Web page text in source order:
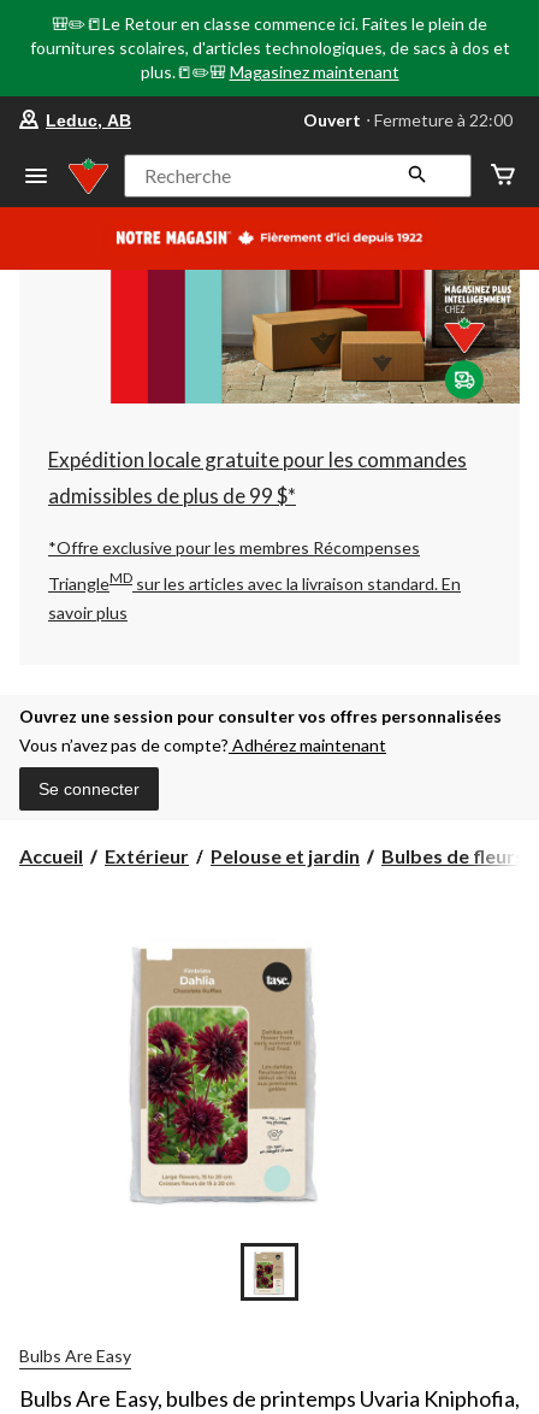
🎒✏️📒Le Retour en classe commence ici. Faites le plein de
fournitures scolaires, d'articles technologiques, de sacs à dos et
plus.📒✏️🎒 Magasinez maintenant
votre
préféré
Leduc,
AB,
courament
Fermeture
à
22:00
cliquer
pour
changer
Leduc, AB Ouvert ⋅ Fermeture à 22:00
Recherche
Expédition locale gratuite pour les commandes
admissibles de plus de 99 $*
*Offre exclusive pour les membres Récompenses
TriangleMD sur les articles avec la livraison standard.En
savoir plus
Ouvrez une session pour consulter vos offres personnalisées
Vous n’avez pas de compte? Adhérez maintenant
Se connecter
Accueil Extérieur Pelouse et jardin Bulbes de fleurs,
Bulbs Are Easy
Bulbs Are Easy, bulbes de printemps Uvaria Kniphofia,